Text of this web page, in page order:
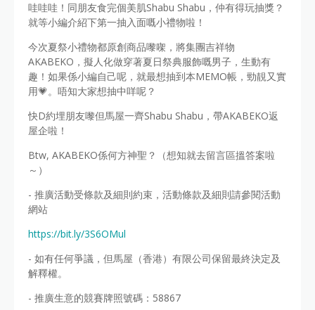
哇哇哇！同朋友食完個美肌Shabu Shabu，仲有得玩抽獎？
就等小編介紹下第一抽入面嘅小禮物啦！
今次夏祭小禮物都原創商品嚟㗎，將集團吉祥物
AKABEKO，擬人化做穿著夏日祭典服飾嘅男子，生動有
趣！如果係小編自己呢，就最想抽到本MEMO帳，勁靚又實
用💗。唔知大家想抽中咩呢？
快D約埋朋友嚟但馬屋一齊Shabu Shabu，帶AKABEKO返
屋企啦！
Btw, AKABEKO係何方神聖？（想知就去留言區搵答案啦
～）
- 推廣活動受條款及細則約束，活動條款及細則請參閱活動
網站
https://bit.ly/3S6OMul
- 如有任何爭議，但馬屋（香港）有限公司保留最終決定及
解釋權。
- 推廣生意的競賽牌照號碼：58867